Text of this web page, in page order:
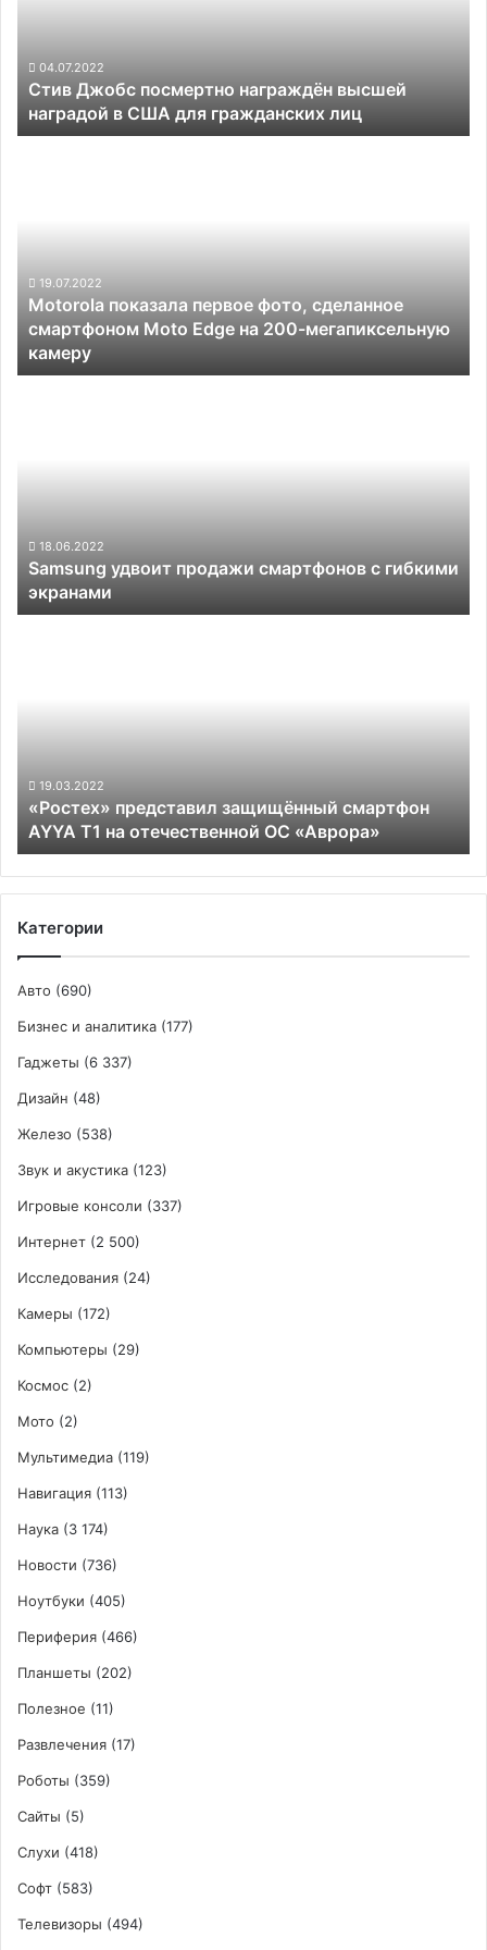
США
для
гражданских
лиц
04.07.2022
Стив Джобс посмертно награждён высшей
наградой в США для гражданских лиц
Moto
Edge
на
200-
мегапиксельную
19.07.2022
Motorola показала первое фото, сделанное
смартфоном Moto Edge на 200-мегапиксельную
камеру
18.06.2022
Samsung удвоит продажи смартфонов с гибкими
экранами
отечественной
ОС
«Аврора»
19.03.2022
«Ростех» представил защищённый смартфон
AYYA T1 на отечественной ОС «Аврора»
Категории
Авто (690)
Бизнес и аналитика (177)
Гаджеты (6 337)
Дизайн (48)
Железо (538)
Звук и акустика (123)
Игровые консоли (337)
Интернет (2 500)
Исследования (24)
Камеры (172)
Компьютеры (29)
Космос (2)
Мото (2)
Мультимедиа (119)
Навигация (113)
Наука (3 174)
Новости (736)
Ноутбуки (405)
Периферия (466)
Планшеты (202)
Полезное (11)
Развлечения (17)
Роботы (359)
Сайты (5)
Слухи (418)
Софт (583)
Телевизоры (494)